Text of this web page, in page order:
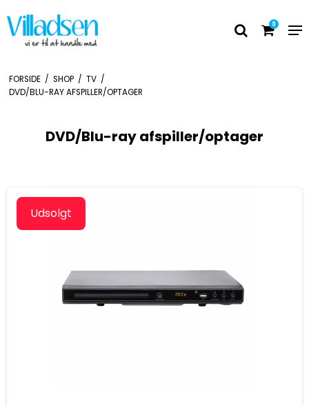
0
FORSIDE / SHOP / TV /
DVD/BLU-RAY AFSPILLER/OPTAGER
DVD/Blu-ray afspiller/optager
Udsolgt